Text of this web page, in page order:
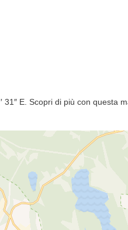
31″ E. Scopri di più con questa